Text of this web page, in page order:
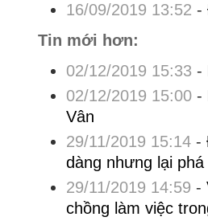
16/09/2019 13:52 -
Tin mới hơn:
02/12/2019 15:33 -
02/12/2019 15:00-
Vân
29/11/2019 15:14-
dàng nhưng lại
29/11/2019 14:59 -
chồng làm việc